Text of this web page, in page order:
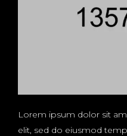
Lorem ipsum dolor sit
elit, sed do eiusmod